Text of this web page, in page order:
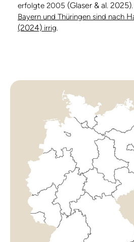
erfolgte 2005 (Glaser & al. 2025).
Bayern und Thüringen sind nach
(2024) irrig.